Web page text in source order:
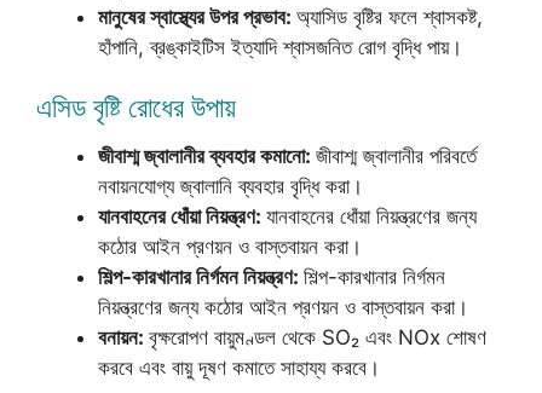
মানুষের স্বাস্থ্যের উপর প্রভাব: অ্যাসিড বৃষ্টির ফলে শ্বাসকষ্ট,
হাঁপানি, ব্রঙ্কাইটিস ইত্যাদি শ্বাসজনিত রোগ বৃদ্ধি পায়।
এসিড বৃষ্টি রোধের উপায়
জীবাশ্ম জ্বালানীর ব্যবহার কমানো: জীবাশ্ম জ্বালানীর পরিবর্তে
নবায়নযোগ্য জ্বালানি ব্যবহার বৃদ্ধি করা।
যানবাহনের ধোঁয়া নিয়ন্ত্রণ: যানবাহনের ধোঁয়া নিয়ন্ত্রণের জন্য
কঠোর আইন প্রণয়ন ও বাস্তবায়ন করা।
শিল্প-কারখানার নির্গমন নিয়ন্ত্রণ: শিল্প-কারখানার নির্গমন
নিয়ন্ত্রণের জন্য কঠোর আইন প্রণয়ন ও বাস্তবায়ন করা।
বনায়ন: বৃক্ষরোপণ বায়ুমণ্ডল থেকে SO₂ এবং NOx শোষণ
করবে এবং বায়ু দূষণ কমাতে সাহায্য করবে।